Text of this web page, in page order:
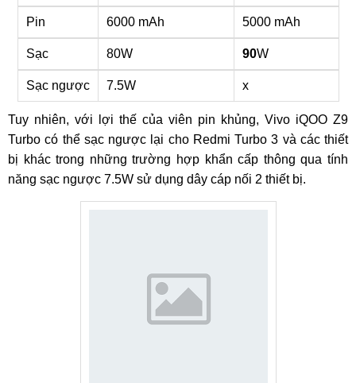
Pin 6000 mAh 5000 mAh
Sạc 80W 90W
Sạc ngược 7.5W x
Tuy nhiên, với lợi thế của viên pin khủng, Vivo iQOO Z9
Turbo có thể sạc ngược lại cho Redmi Turbo 3 và các thiết
bị khác trong những trường hợp khẩn cấp thông qua tính
năng sạc ngược 7.5W sử dụng dây cáp nối 2 thiết bị.